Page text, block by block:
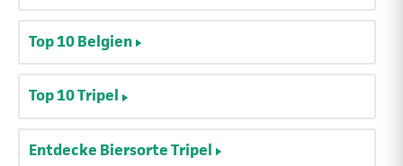
Top 10 Belgien
Top 10 Tripel
Entdecke Biersorte Tripel